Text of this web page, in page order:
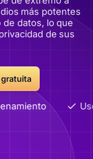
más potentes
de datos, lo que
de sus